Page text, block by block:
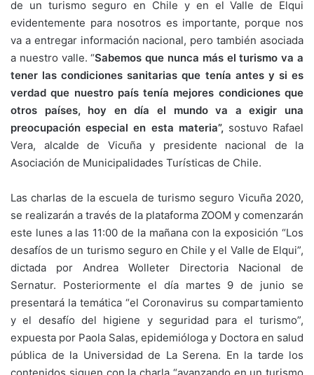
de un turismo seguro en Chile y en el Valle de Elqui
evidentemente para nosotros es importante, porque nos
va a entregar información nacional, pero también asociada
a nuestro valle. “Sabemos que nunca más el turismo va a
tener las condiciones sanitarias que tenía antes y si es
verdad que nuestro país tenía mejores condiciones que
otros países, hoy en día el mundo va a exigir una
preocupación especial en esta materia”, sostuvo Rafael
Vera, alcalde de Vicuña y presidente nacional de la
Asociación de Municipalidades Turísticas de Chile.
Las charlas de la escuela de turismo seguro Vicuña 2020,
se realizarán a través de la plataforma ZOOM y comenzarán
este lunes a las 11:00 de la mañana con la exposición “Los
desafíos de un turismo seguro en Chile y el Valle de Elqui”,
dictada por Andrea Wolleter Directoria Nacional de
Sernatur. Posteriormente el día martes 9 de junio se
presentará la temática “el Coronavirus su compartamiento
y el desafío del higiene y seguridad para el turismo”,
expuesta por Paola Salas, epidemióloga y Doctora en salud
pública de la Universidad de La Serena. En la tarde los